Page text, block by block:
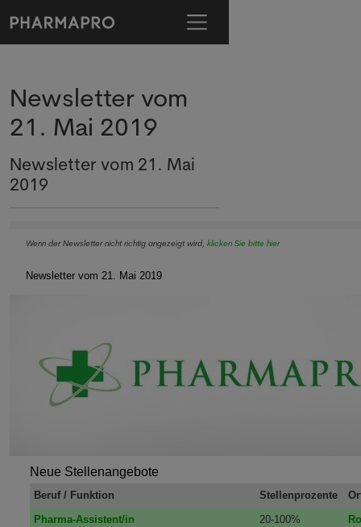
Newsletter vom
21. Mai 2019
Newsletter vom 21. Mai
2019
Wenn der Newsletter nicht richtig angezeigt wird, klicken Sie bitte hier
Newsletter vom 21. Mai 2019
Neue Stellenangebote
Beruf / Funktion Stellenprozente
Pharma-Assistent/in
20-100%